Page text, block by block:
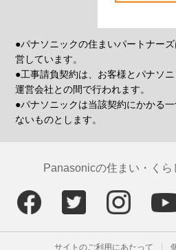
●パナソニックの住まいパートナー
営しています。
●工事請負契約は、お客様とパナソ
運営会社との間で行われます。
●パナソニックは当該契約にかかる
ないものとします。
Panasonicの住まい・くら
サイトのご利用にあたって